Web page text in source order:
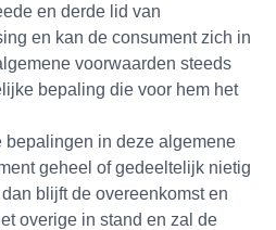
en derde lid van
en kan de consument zich in
voorwaarden steeds
bepaling die voor hem het
bepalingen in deze algemene
geheel of gedeeltelijk nietig
blijft de overeenkomst en
overige in stand en zal de